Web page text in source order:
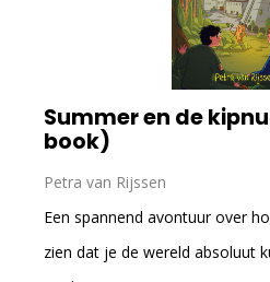
Summer en de
book)
Petra van Rijssen
Een spannend avontuur over
zien dat je de wereld absoluut